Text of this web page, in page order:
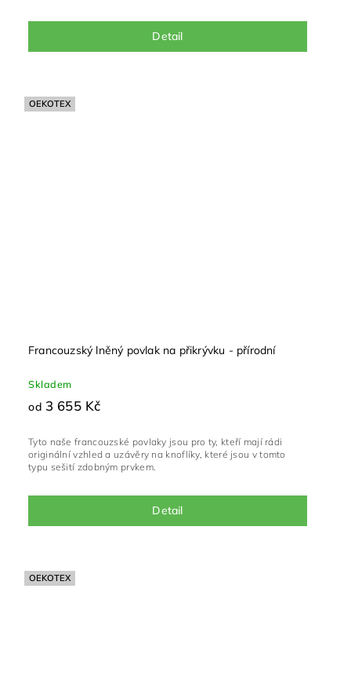
Detail
OEKOTEX
Francouzský lněný povlak na přikrývku - přírodní
Skladem
od 3 655 Kč
Detail
Tyto naše francouzské povlaky jsou pro ty, kteří mají rádi
originální vzhled a uzávěry na knoflíky, které jsou v tomto
typu sešití zdobným prvkem.
OEKOTEX